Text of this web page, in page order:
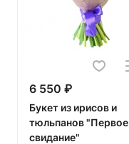
6 550 ₽
Букет из ирисов и
тюльпанов "Первое
свидание"